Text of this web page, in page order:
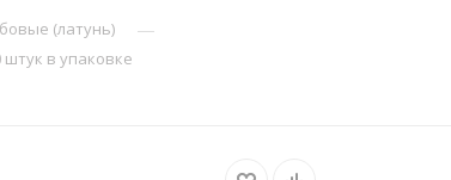
(латунь) —
штук в упаковке